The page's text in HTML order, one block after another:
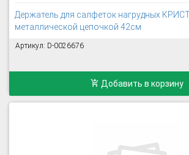
Держатель для салфеток нагрудных
металлической цепочкой 42см
Артикул: D-0026676
Добавить в корзину